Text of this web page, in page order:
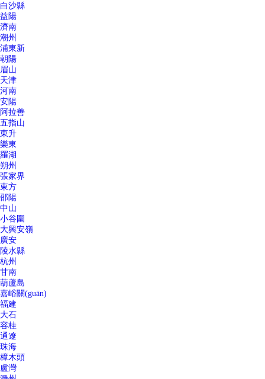
白沙縣
益陽
濟南
潮州
浦東新
朝陽
眉山
天津
河南
安陽
阿拉善
五指山
東升
樂東
羅湖
朔州
張家界
東方
邵陽
中山
小谷圍
大興安嶺
廣安
陵水縣
杭州
甘南
葫蘆島
嘉峪關(guān)
福建
大石
容桂
通遼
珠海
樟木頭
盧灣